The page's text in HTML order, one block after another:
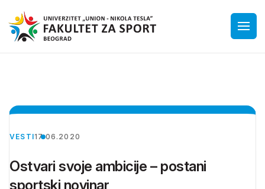
VESTI17.06.2020
Ostvari svoje ambicije – postani
sportski novinar